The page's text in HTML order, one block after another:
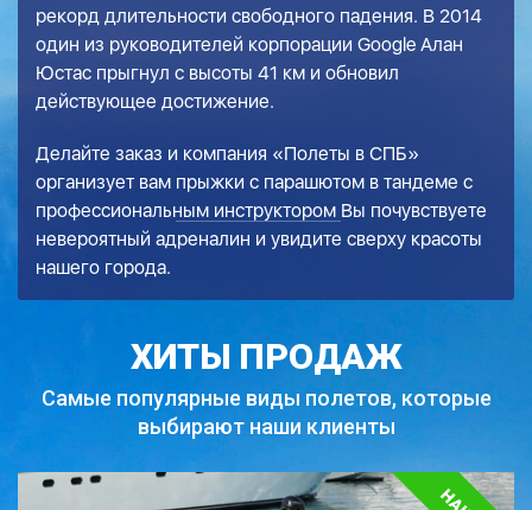
рекорд длительности свободного падения. В 2014
один из руководителей корпорации Google Алан
Юстас прыгнул с высоты 41 км и обновил
действующее достижение.
Делайте заказ и компания «Полеты в СПБ»
организует вам прыжки с парашютом в тандеме с
профессиональным инструктором Вы почувствуете
невероятный адреналин и увидите сверху красоты
нашего города.
ХИТЫ ПРОДАЖ
Самые популярные виды полетов, которые
выбирают наши клиенты